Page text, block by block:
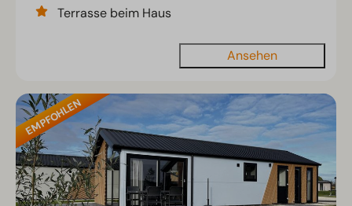
Terrasse beim Haus
Ansehen
EMPFOHLEN